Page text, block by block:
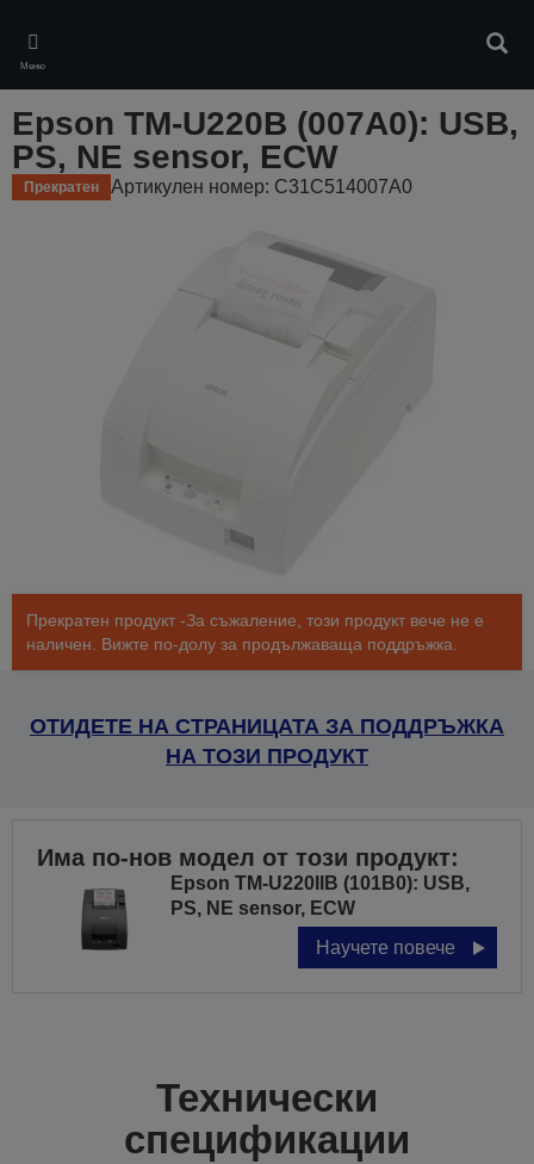
main
content
Меню
Epson TM-U220B (007A0): USB,
PS, NE sensor, ECW
Прекратен Артикулен номер: C31C514007A0
Прекратен продукт -За съжаление, този продукт вече не е
наличен. Вижте по-долу за продължаваща поддръжка.
ОТИДЕТЕ НА СТРАНИЦАТА ЗА ПОДДРЪЖКА
НА ТОЗИ ПРОДУКТ
Има по-нов модел от този продукт:
Epson TM-U220IIB (101B0): USB,
PS, NE sensor, ECW
Научете повече
Технически
спецификации